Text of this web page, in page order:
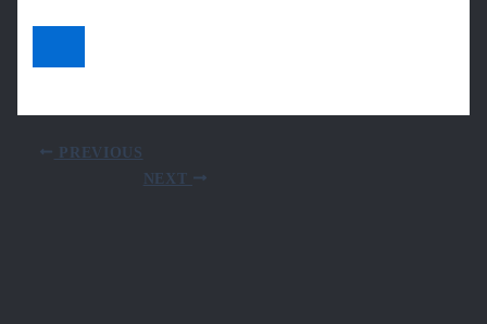
PREVIOUS
NEXT